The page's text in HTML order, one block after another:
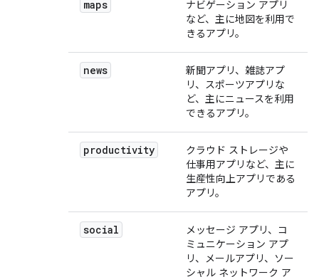
maps
ナビゲーション アプリ
など、主に地図を利用で
きるアプリ。
news
新聞アプリ、雑誌アプ
リ、スポーツアプリな
ど、主にニュースを利用
できるアプリ。
productivity
クラウド ストレージや
仕事用アプリなど、主に
生産性向上アプリである
アプリ。
social
メッセージ アプリ、コ
ミュニケーション アプ
リ、メールアプリ、ソー
シャル ネットワーク ア